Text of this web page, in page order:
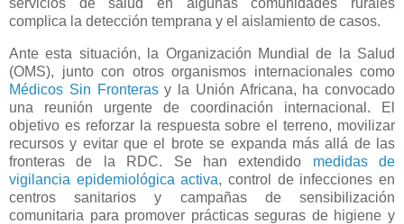
servicios de salud en algunas comunidades rurales
complica la detección temprana y el aislamiento de casos.
Ante esta situación, la Organización Mundial de la Salud
(OMS), junto con otros organismos internacionales como
Médicos Sin Fronterasy la Unión Africana, ha convocado
una reunión urgente de coordinación internacional. El
objetivo es reforzar la respuesta sobre el terreno, movilizar
recursos y evitar que el brote se expanda más allá de las
fronteras de la RDC. Se han extendido medidas de
vigilancia epidemiológica activa, control de infecciones en
centros sanitarios y campañas de sensibilización
comunitaria para promover prácticas seguras de higiene y